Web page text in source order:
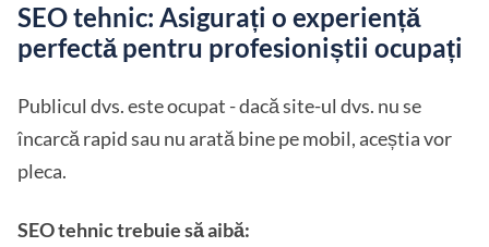
SEO tehnic: Asigurați o experiență
perfectă pentru profesioniștii ocupați
Publicul dvs. este ocupat - dacă site-ul dvs. nu se
încarcă rapid sau nu arată bine pe mobil, aceștia vor
pleca.
SEO tehnic trebuie să aibă: